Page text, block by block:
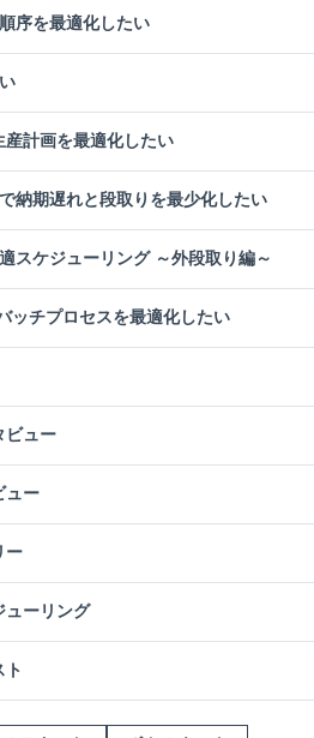
序を最適化したい
計画を最適化したい
納期遅れと段取りを最少化したい
スケジューリング ～外段取り編～
チプロセスを最適化したい
ビュー
ュー
ー
ューリング
ト